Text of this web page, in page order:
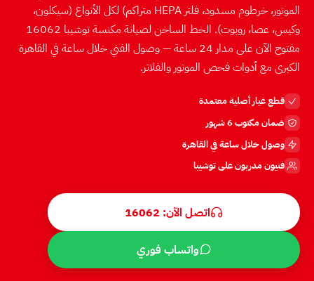
الموتور، خرطوم مسدود، فلتر HEPA متراكم)⁩ لكل الأنواع (سيكلون،
وكيس، عصا، روبوت). الخط الساخن لصيانة مكنسة توشيبا 16062
مفتوح الآن على مدار 24 ساعة — وصول الفني خلال ساعة في القاهرة
الكبرى مع أدوات فحص الموتور والفلاتر.
قطع غيار أصلية معتمدة
ضمان مكتوب 6 شهور
وصول خلال ساعة في القاهرة
فنيون مدربون على توشيبا
اتصل الآن: 16062
واتساب فوري